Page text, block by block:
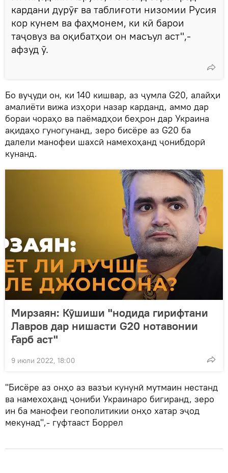
кардани дурӯғ ва таблиғоти низомии Русия
кор кунем ва фаҳмонем, ки кӣ барои
таҷовуз ва оқибатҳои он масъул аст",-
афзуд ӯ.
Бо вуҷуди он, ки 140 кишвар, аз ҷумла G20, алайҳи
амалиёти вижа изҳори назар карданд, аммо дар
бораи чораҳо ва паёмадҳои бeҳрон дар Украина
ақидаҳо гуногунанд, зеро бисёре аз G20 ба
далели манофеи шахсӣ намехоҳанд ҷонибдорӣ
кунанд.
Мирзаян: Кӯшиши "нодида гирифтани
Лавров дар нишасти G20 нотавонии
Ғарб аст"
9 июли 2022, 18:00
"Бисёре аз онҳо аз вазъи кунунӣ мутмаин нестанд
ва намехоҳанд ҷониби Украинаро бигиранд, зеро
ин ба манофеи геополитикии онҳо хатар эҷод
мекунад",- гуфтааст Боррел